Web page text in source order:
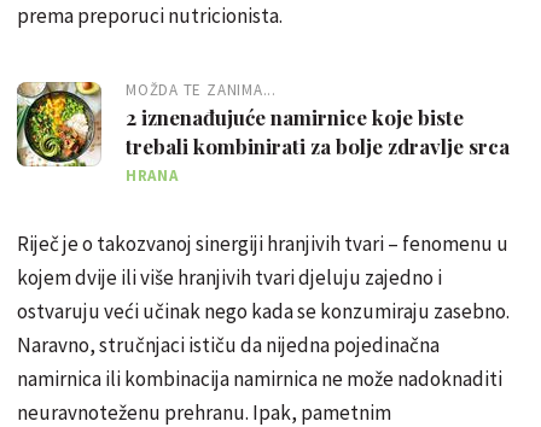
prema preporuci nutricionista.
MOŽDA TE ZANIMA...
2 iznenađujuće namirnice koje biste
trebali kombinirati za bolje zdravlje srca
HRANA
Riječ je o takozvanoj sinergiji hranjivih tvari – fenomenu u
kojem dvije ili više hranjivih tvari djeluju zajedno i
ostvaruju veći učinak nego kada se konzumiraju zasebno.
Naravno, stručnjaci ističu da nijedna pojedinačna
namirnica ili kombinacija namirnica ne može nadoknaditi
neuravnoteženu prehranu. Ipak, pametnim